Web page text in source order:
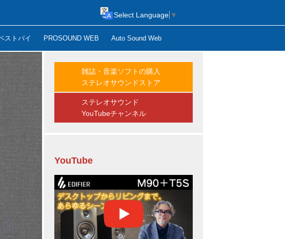
ストバイ PROSOUND WEB Auto Sound Web
Select Language ▼
雑誌・音楽ソフトの購入
ステレオサウンドストア
ステレオサウンド
YouTubeチャンネル
YouTube